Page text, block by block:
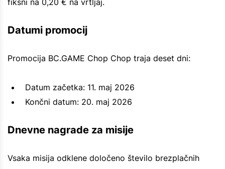
fiksni na 0,20 € na vrtljaj.
Datumi promocij
Promocija BC.GAME Chop Chop traja deset dni:
Datum začetka: 11. maj 2026
Končni datum: 20. maj 2026
Dnevne nagrade za misije
Vsaka misija odklene določeno število brezplačnih